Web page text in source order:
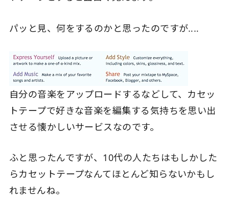
パッと見、何をするのかと思ったのですが‥‥
自分の音楽をアップロードするなどして、カセッ
トテープで好きな音楽を編集する気持ちを思い出
させる懐かしいサービスなのです。
ふと思ったんですが、10代の人たちはもしかした
らカセットテープなんてほとんど知らないかもし
れませんね。